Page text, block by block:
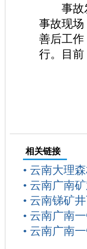
事故发
事故现
善后工作
行。目
相关链接
• 云南大理
• 云南广南
• 云南锑矿
• 云南广南
• 云南广南